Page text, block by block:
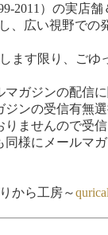
2011）の実店
、広い視野での
ます限り、ごゆ
ガジンの配信
ジンの受信有無
りませんので受
同様にメールマ
から工房～